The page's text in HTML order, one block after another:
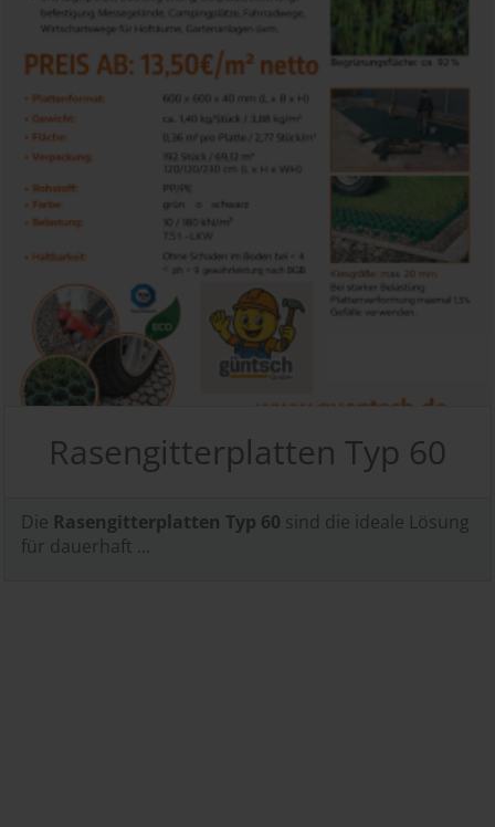
Rasengitterplatten Typ 60
Die Rasengitterplatten Typ 60 sind die ideale Lösung
für dauerhaft ...